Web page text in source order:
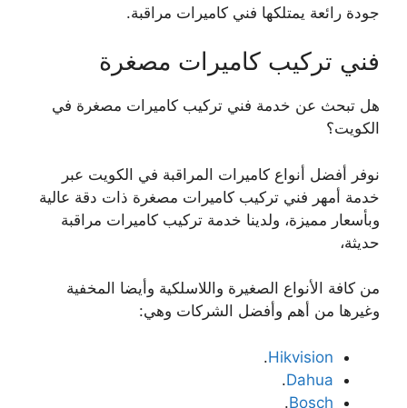
جودة رائعة يمتلكها فني كاميرات مراقبة.
فني تركيب كاميرات مصغرة
هل تبحث عن خدمة فني تركيب كاميرات مصغرة في
الكويت؟
نوفر أفضل أنواع كاميرات المراقبة في الكويت عبر
خدمة أمهر فني تركيب كاميرات مصغرة ذات دقة عالية
وبأسعار مميزة، ولدينا خدمة تركيب كاميرات مراقبة
حديثة،
من كافة الأنواع الصغيرة واللاسلكية وأيضا المخفية
وغيرها من أهم وأفضل الشركات وهي:
Hikvision
.
Dahua
.
Bosch
.